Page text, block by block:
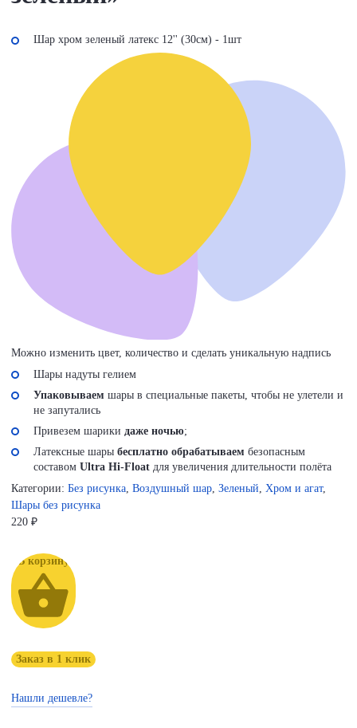
Шар хром зеленый латекс 12'' (30см) - 1шт
Можно изменить цвет, количество и сделать уникальную надпись
Шары надуты гелием
Упаковываем шары в специальные пакеты, чтобы не улетели и
не запутались
Привезем шарики даже ночью;
Латексные шары бесплатно обрабатываем безопасным
составом Ultra Hi-Float для увеличения длительности полёта
Категории: Без рисунка Воздушный шар Зеленый Хром и агат,
Шары без рисунка
220 ₽
Заказ в 1 клик
Нашли дешевле?